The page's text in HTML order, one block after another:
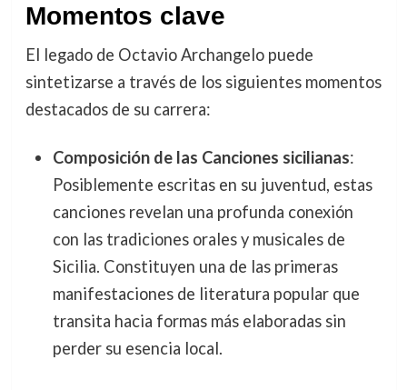
Momentos clave
El legado de Octavio Archangelo puede
sintetizarse a través de los siguientes momentos
destacados de su carrera:
Composición de las Canciones sicilianas:
Posiblemente escritas en su juventud, estas
canciones revelan una profunda conexión
con las tradiciones orales y musicales de
Sicilia. Constituyen una de las primeras
manifestaciones de literatura popular que
transita hacia formas más elaboradas sin
perder su esencia local.